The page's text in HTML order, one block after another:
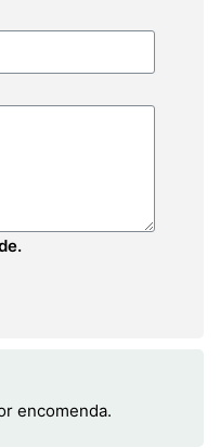
encomenda.